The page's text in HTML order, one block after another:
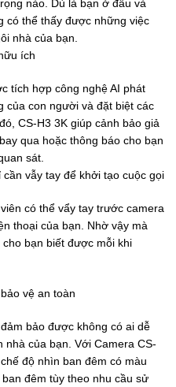
nào. Dù là bạn ở đâu và
có thể thấy được những việc
nhà của bạn.
ích
tích hợp công nghệ AI phát
của con người và đặt biệt các
CS-H3 3K giúp cảnh bảo giả
qua hoặc thông báo cho bạn
sát.
vẫy tay để khởi tạo cuộc gọi
có thể vẩy tay trước camera
thoại của bạn. Nhờ vậy mà
bạn biết được mỗi khi
vệ an toàn
bảo được không có ai dễ
nhà của bạn. Với Camera CS-
độ nhìn ban đêm có màu
đêm tùy theo nhu cầu sử